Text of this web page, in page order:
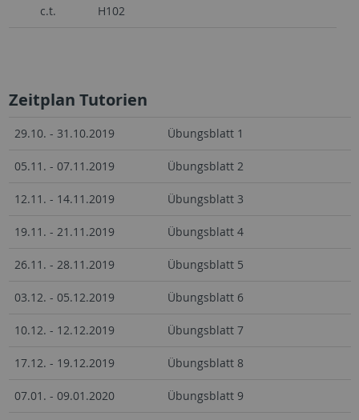
c.t.
H102
Zeitplan Tutorien
29.10. - 31.10.2019 Übungsblatt 1
05.11. - 07.11.2019 Übungsblatt 2
12.11. - 14.11.2019 Übungsblatt 3
19.11. - 21.11.2019 Übungsblatt 4
26.11. - 28.11.2019 Übungsblatt 5
03.12. - 05.12.2019 Übungsblatt 6
10.12. - 12.12.2019 Übungsblatt 7
17.12. - 19.12.2019 Übungsblatt 8
07.01. - 09.01.2020 Übungsblatt 9